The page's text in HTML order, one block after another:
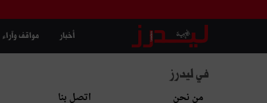
أخبار مواقف وآراء
في ليدرز
من نحن اتصل بنا